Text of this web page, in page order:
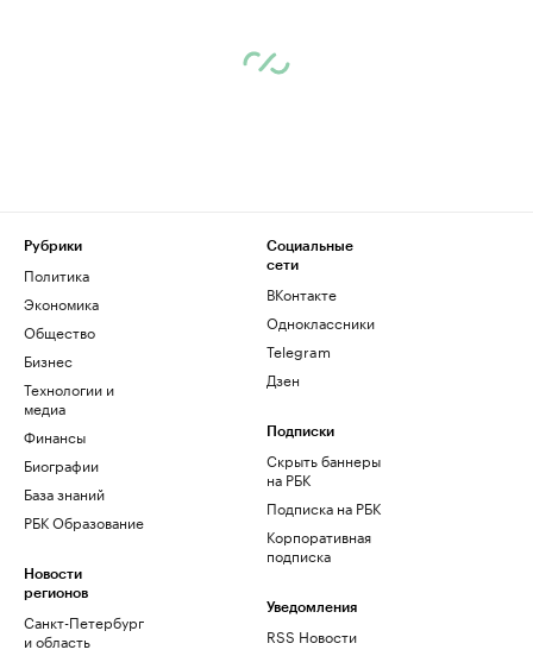
Рубрики
Политика
Экономика
Общество
Бизнес
Технологии и
медиа
Финансы
Биографии
База знаний
РБК Образование
Новости
регионов
Санкт-Петербург
и область
Социальные
сети
ВКонтакте
Одноклассники
Telegram
Дзен
Подписки
Скрыть баннеры
на РБК
Подписка на РБК
Корпоративная
подписка
Уведомления
RSS Новости